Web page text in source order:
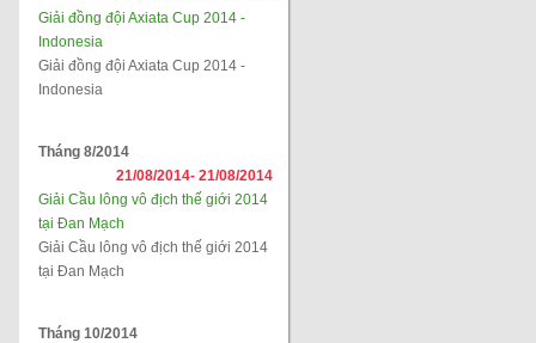
Giải đồng đội Axiata Cup 2014 -
Indonesia
Giải đồng đội Axiata Cup 2014 -
Indonesia
Tháng 8/2014
21/08/2014- 21/08/2014
Giải Cầu lông vô địch thế giới 2014
tại Đan Mạch
Giải Cầu lông vô địch thế giới 2014
tại Đan Mạch
Tháng 10/2014